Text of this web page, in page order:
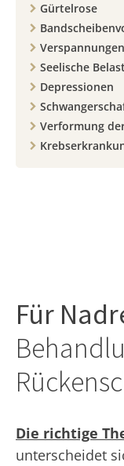
Gürtelrose
Verspannungen
Seelische
Depressionen
Verformung
Für
Die richtige
unterscheidet